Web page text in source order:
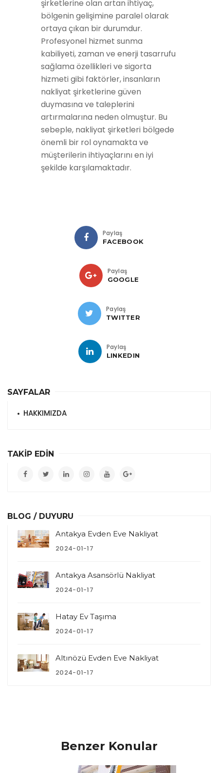
şirketlerine olan artan ihtiyaç,
bölgenin gelişimine paralel olarak
ortaya çıkan bir durumdur.
Profesyonel hizmet sunma
kabiliyeti, zaman ve enerji tasarrufu
sağlama özellikleri ve sigorta
hizmeti gibi faktörler, insanların
nakliyat şirketlerine güven
duymasına ve taleplerini
artırmalarına neden olmuştur. Bu
sebeple, nakliyat şirketleri bölgede
önemli bir rol oynamakta ve
müşterilerin ihtiyaçlarını en iyi
şekilde karşılamaktadır.
Paylaş
FACEBOOK
Paylaş
GOOGLE
Paylaş
TWITTER
Paylaş
LINKEDIN
SAYFALAR
HAKKIMIZDA
TAKİP EDİN
BLOG / DUYURU
Antakya Evden Eve Nakliyat
2024-01-17
Antakya Asansörlü Nakliyat
2024-01-17
Hatay Ev Taşıma
2024-01-17
Altınözü Evden Eve Nakliyat
2024-01-17
Benzer Konular